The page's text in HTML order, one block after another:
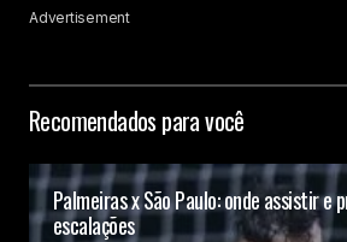
Advertisement
Recomendados para você
Palmeiras x São Paulo: onde assistir e
escalações